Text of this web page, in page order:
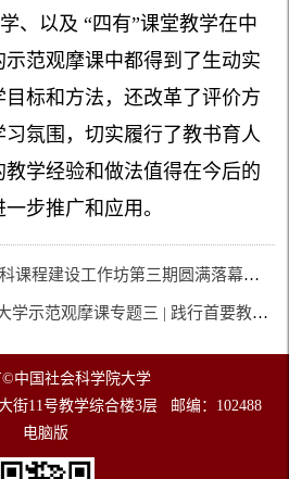
、以及 “四有”课堂教学在中
示范观摩课中都得到了生动实
标和方法，还改革了评价方
氛围，切实履行了教书育人
学经验和做法值得在今后的
步推广和应用。
作坊第三期圆满落幕：长江雨课堂AI教学平台教学实训演练
摩课专题三 | 践行首要教学原理，创新课堂教学方式
©中国社会科学院大学
街11号教学综合楼3层 邮编：102488
电脑版